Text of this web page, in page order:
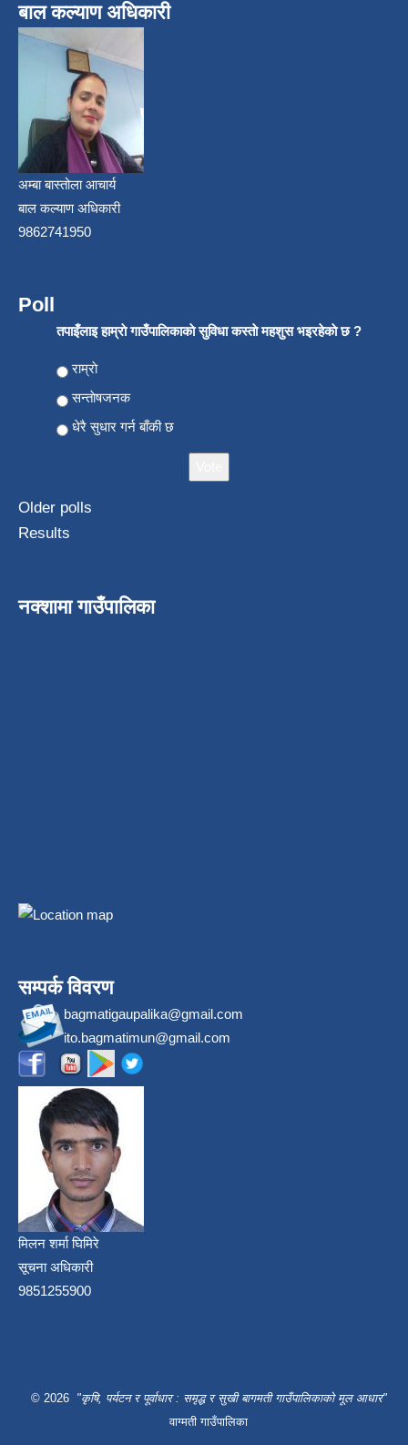
बाल कल्याण अधिकारी
अम्बा बास्तोला आचार्य
बाल कल्याण अधिकारी
9862741950
Poll
तपाइँलाइ हाम्राे गाउँपालिकाकाे सुविधा कस्ताे महशुस भइरहेकाे छ ?
Choices
राम्राे
सन्ताेषजनक
धेरै सुधार गर्न बाँकी छ
Older polls
Results
नक्शामा गाउँपालिका
सम्पर्क विवरण
bagmatigaupalika@gmail.com
ito.bagmatimun@gmail.com
मिलन शर्मा घिमिरे
सूचना अधिकारी
9851255900
© 2026 "कृषि, पर्यटन र पूर्वाधार : समृद्ध र सुखी बागमती गाउँपालिकाको मूल आधार"
वाग्मती गाउँपालिका